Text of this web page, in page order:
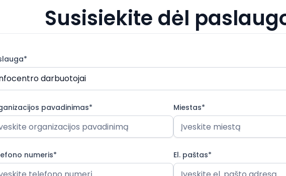
Susisiekite dėl
darbuotojai
pavadinimas* Miestas*
numeris* El. paštas*